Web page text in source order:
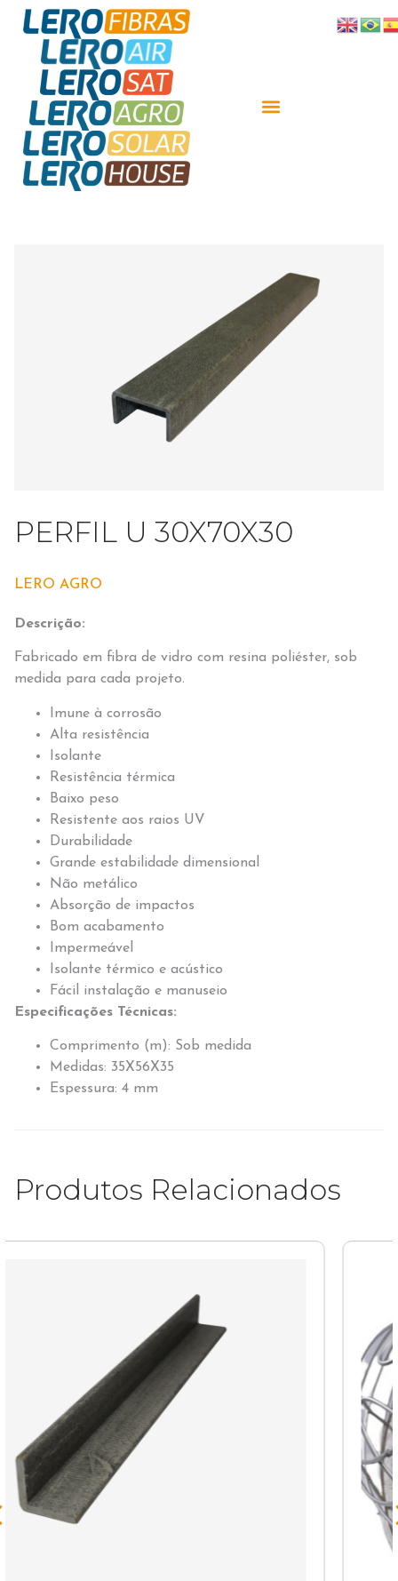
PERFIL U 30X70X30
LERO AGRO
Descrição:
Fabricado em fibra de vidro com resina poliéster, sob
medida para cada projeto.
Imune à corrosão
Alta resistência
Isolante
Resistência térmica
Baixo peso
Resistente aos raios UV
Durabilidade
Grande estabilidade dimensional
Não metálico
Absorção de impactos
Bom acabamento
Impermeável
Isolante térmico e acústico
Fácil instalação e manuseio
Especificações Técnicas:
Comprimento (m): Sob medida
Medidas: 35X56X35
Espessura: 4 mm
Produtos Relacionados